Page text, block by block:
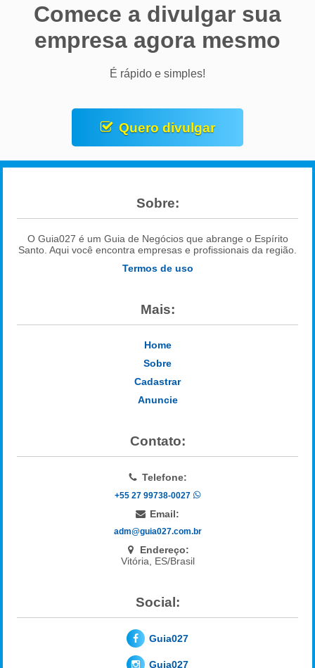
Comece a divulgar sua
empresa agora mesmo
É rápido e simples!
Quero divulgar
Sobre:
O Guia027 é um Guia de Negócios que abrange o Espírito
Santo. Aqui você encontra empresas e profissionais da região.
Termos de uso
Mais:
Home
Sobre
Cadastrar
Anuncie
Contato:
Telefone:
+55 27 99738-0027
Email:
adm@guia027.com.br
Endereço:
Vitória, ES/Brasil
Social:
Guia027
Guia027